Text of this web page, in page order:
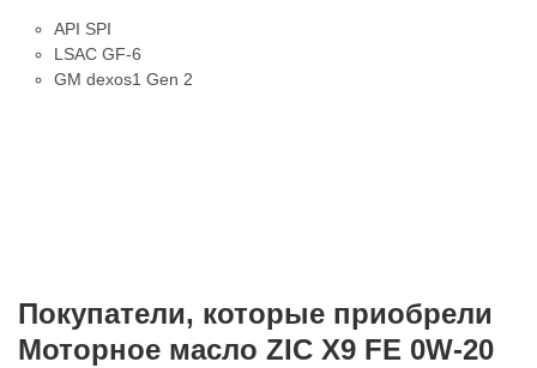
API SPI
LSAC GF-6
GM dexos1 Gen 2
Покупатели, которые приобрели
Моторное масло ZIC X9 FE 0W-20